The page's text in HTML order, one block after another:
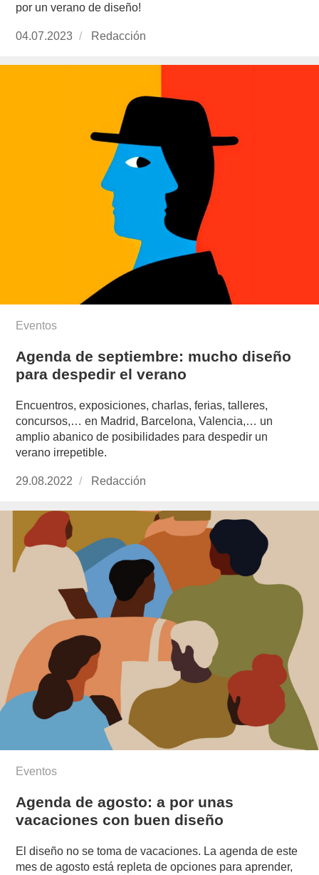
por un verano de diseño!
Publicado
04.07.2023 https://www.experimenta.es/author/redaccion/
Redacción
Eventos
Agenda de septiembre: mucho diseño
para despedir el verano
Encuentros, exposiciones, charlas, ferias, talleres,
concursos,… en Madrid, Barcelona, Valencia,… un
amplio abanico de posibilidades para despedir un
verano irrepetible.
Publicado
29.08.2022 https://www.experimenta.es/author/redaccion/
Redacción
Eventos
Agenda de agosto: a por unas
vacaciones con buen diseño
El diseño no se toma de vacaciones. La agenda de este
mes de agosto está repleta de opciones para aprender,